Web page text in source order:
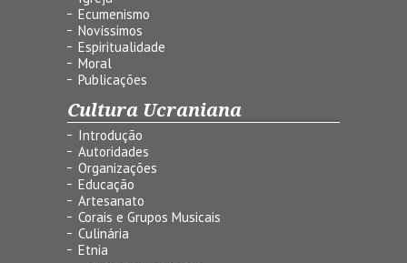
Ecumenismo
Novíssimos
Espiritualidade
Moral
Publicações
Cultura Ucraniana
Introdução
Autoridades
Organizações
Educação
Artesanato
Corais e Grupos Musicais
Culinária
Etnia